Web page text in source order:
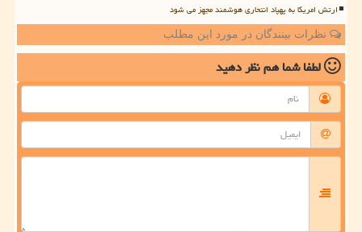
ارتش امریکا به پهپاد انتحاری هوشمند مجهز می شود
نظرات بینندگان در مورد این مطلب
لطفا شما همنظر دهید